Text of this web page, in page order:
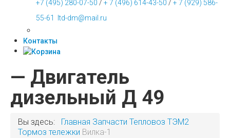
+7 (495) 280-07-50 / + 7 (496) 614-43-50 / + 7 (929) 586-
55-61
ltd-dm@mail.ru
Контакты
— Двигатель
дизельный Д 49
Вы здесь: Главная Запчасти Тепловоз ТЭМ2
Тормоз тележки Вилка-1